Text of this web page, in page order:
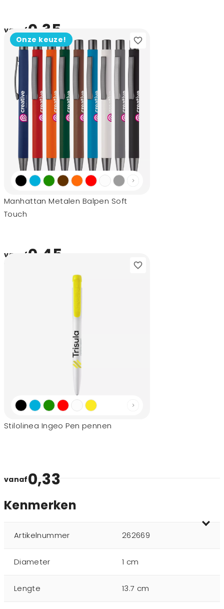
vanaf0,35
Onze keuze!
Manhattan Metalen Balpen Soft
Touch
vanaf0,45
Stilolinea Ingeo Pen pennen
vanaf0,33
Kenmerken
Artikelnummer 262669
Diameter 1 cm
Lengte 13.7 cm